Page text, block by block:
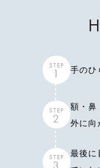
STEP
1 手のひ
STEP
2
額・鼻
外に向
STEP
最後に